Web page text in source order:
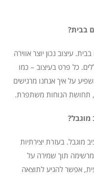
בבית?
עיצוב נכון יוצר אווירה
כל פרט בעיצוב – כמו
על איך אנחנו מרגישים
תחושת הנוחות משתפרת.
מוגבל?
מוגבל. בעזרת יצירתיות
מרשימה תוך שמירה על
אפשר להגיע לתוצאה